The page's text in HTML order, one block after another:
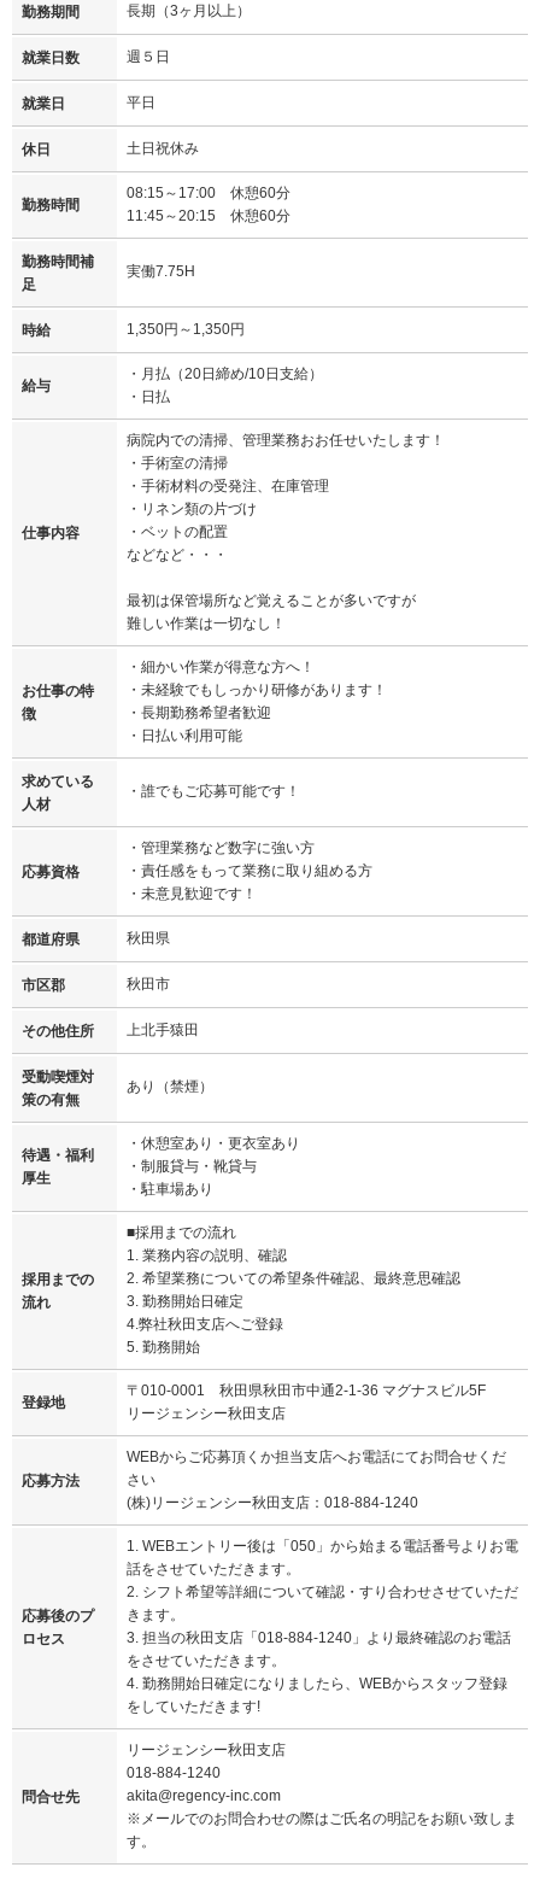
勤務期間 長期（3ヶ月以上）
就業日数 週５日
就業日 平日
休日 土日祝休み
勤務時間
08:15～17:00 休憩60分
11:45～20:15 休憩60分
勤務時間補
足
実働7.75H
時給 1,350円～1,350円
給与
・月払（20日締め/10日支給）
・日払
仕事内容
病院内での清掃、管理業務おお任せいたします！
・手術室の清掃
・手術材料の受発注、在庫管理
・リネン類の片づけ
・ベットの配置
などなど・・・
最初は保管場所など覚えることが多いですが
難しい作業は一切なし！
お仕事の特
徴
・細かい作業が得意な方へ！
・未経験でもしっかり研修があります！
・長期勤務希望者歓迎
・日払い利用可能
求めている
人材
・誰でもご応募可能です！
応募資格
・管理業務など数字に強い方
・責任感をもって業務に取り組める方
・未意見歓迎です！
都道府県 秋田県
市区郡 秋田市
その他住所 上北手猿田
受動喫煙対
策の有無
あり（禁煙）
待遇・福利
厚生
・休憩室あり・更衣室あり
・制服貸与・靴貸与
・駐車場あり
採用までの
流れ
■採用までの流れ
1. 業務内容の説明、確認
2. 希望業務についての希望条件確認、最終意思確認
3. 勤務開始日確定
4.弊社秋田支店へご登録
5. 勤務開始
登録地
〒010-0001 秋田県秋田市中通2-1-36 マグナスビル5F
リージェンシー秋田支店
応募方法
WEBからご応募頂くか担当支店へお電話にてお問合せくだ
さい
(株)リージェンシー秋田支店：018-884-1240
応募後のプ
ロセス
1. WEBエントリー後は「050」から始まる電話番号よりお電
話をさせていただきます。
2. シフト希望等詳細について確認・すり合わせさせていただ
きます。
3. 担当の秋田支店「018-884-1240」より最終確認のお電話
をさせていただきます。
4. 勤務開始日確定になりましたら、WEBからスタッフ登録
をしていただきます!
問合せ先
リージェンシー秋田支店
018-884-1240
akita@regency-inc.com
※メールでのお問合わせの際はご氏名の明記をお願い致しま
す。